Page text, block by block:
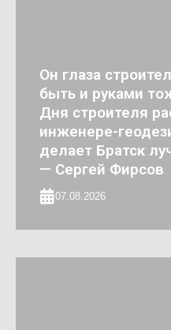
Он глаза
быть и руками
Дня строителя
инженере-
делает Братск
— Сергей Фирсов
07.08.2026